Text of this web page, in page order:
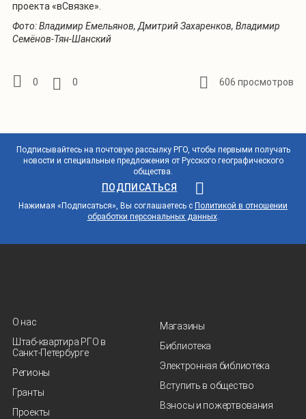
проекта «вСвязке».
Фото: Владимир Емельянов, Дмитрий Захаренков, Владимир
Семёнов-Тян-Шанский
0 0 606 просмотров
Подписывайтесь на почтовую рассылку РГО, чтобы первыми получать
новости и специальные предложения от Русского географического
общества.
ПОДПИСАТЬСЯ
Нажимая «Подписаться», Вы соглашаетесь с Политикой в отношении
обработки персональных данных.
О нас
Штаб-квартира РГО в
Санкт‑Петербурге
Регионы
Гранты
Проекты
Магазины
Библиотека
Электронная библиотека
Вступить в общество
Взносы и пожертвования